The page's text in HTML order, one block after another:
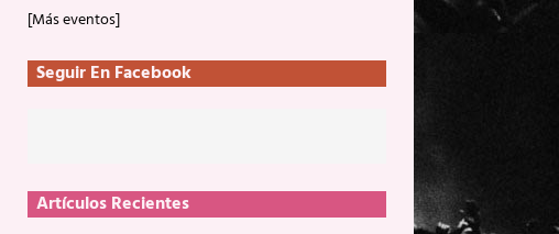
[Más eventos]
Seguir En Facebook
Artículos Recientes